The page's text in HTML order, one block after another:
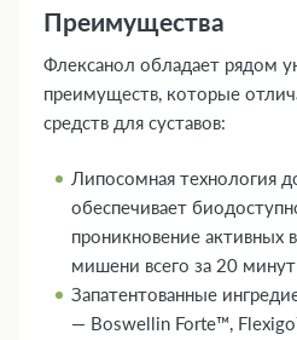
Преимущества
Флексанол обладает рядом
преимуществ, которые
средств для суставов:
Липосомная технология
обеспечивает
проникновение активных
мишени всего за 20 минут
Запатентованные
— Boswellin Forte™,